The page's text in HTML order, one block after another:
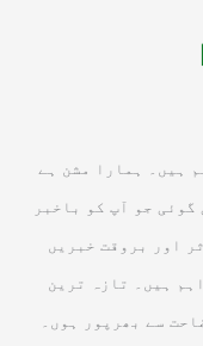
ہیں۔ ہمارا مشن ہے
جو آپ کو باخبر
اور بروقت خبریں
ہیں۔ تازہ ترین
سے بھرپور ہوں۔